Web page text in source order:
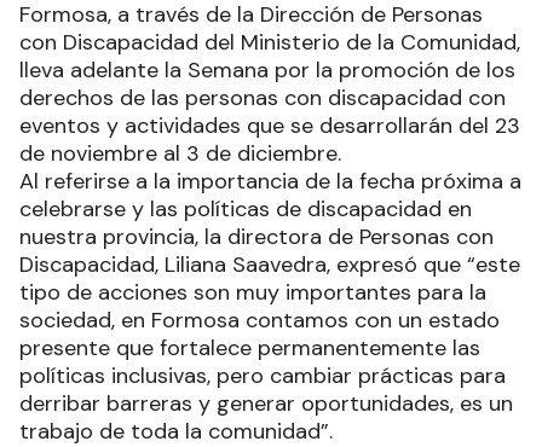
Formosa, a través de la Dirección de Personas
con Discapacidad del Ministerio de la Comunidad,
lleva adelante la Semana por la promoción de los
derechos de las personas con discapacidad con
eventos y actividades que se desarrollarán del 23
de noviembre al 3 de diciembre.
Al referirse a la importancia de la fecha próxima a
celebrarse y las políticas de discapacidad en
nuestra provincia, la directora de Personas con
Discapacidad, Liliana Saavedra, expresó que “este
tipo de acciones son muy importantes para la
sociedad, en Formosa contamos con un estado
presente que fortalece permanentemente las
políticas inclusivas, pero cambiar prácticas para
derribar barreras y generar oportunidades, es un
trabajo de toda la comunidad”.